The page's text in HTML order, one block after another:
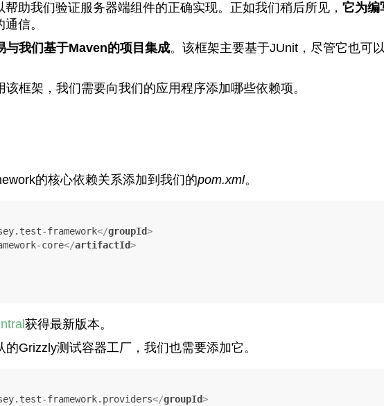
助我们验证服务器端组件的正确实现。正如我们稍后所见， 它为编
信。
与我们基于Maven的项目集成。该框架主要基于JUnit，尽管它也可
框架，我们需要向我们的应用程序添加哪些依赖项。
的核心依赖关系添加到我们的pom.xml。
framework</groupId>
core</artifactId>
获得最新版本。
Grizzly测试容器工厂，我们也需要添加它。
framework.providers</groupId>